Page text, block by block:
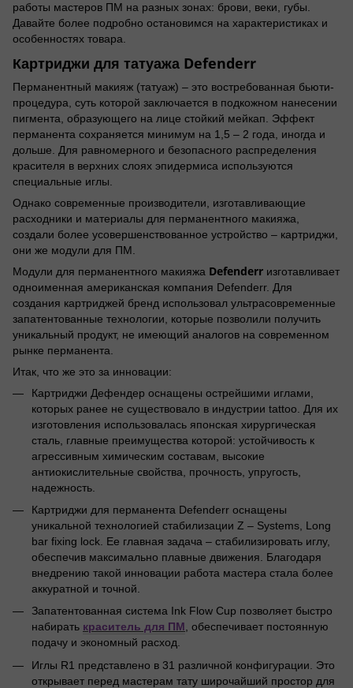
работы мастеров ПМ на разных зонах: брови, веки, губы.
Давайте более подробно остановимся на характеристиках и
особенностях товара.
Картриджи для татуажа Defenderr
Перманентный макияж (татуаж) – это востребованная бьюти-
процедура, суть которой заключается в подкожном нанесении
пигмента, образующего на лице стойкий мейкап. Эффект
перманента сохраняется минимум на 1,5 – 2 года, иногда и
дольше. Для равномерного и безопасного распределения
красителя в верхних слоях эпидермиса используются
специальные иглы.
Однако современные производители, изготавливающие
расходники и материалы для перманентного макияжа,
создали более усовершенствованное устройство – картриджи,
они же модули для ПМ.
Модули для перманентного макияжа Defenderr изготавливает
одноименная американская компания Defenderr. Для
создания картриджей бренд использовал ультрасовременные
запатентованные технологии, которые позволили получить
уникальный продукт, не имеющий аналогов на современном
рынке перманента.
Итак, что же это за инновации:
Картриджи Дефендер оснащены острейшими иглами,
которых ранее не существовало в индустрии tattoo. Для их
изготовления использовалась японская хирургическая
сталь, главные преимущества которой: устойчивость к
агрессивным химическим составам, высокие
антиокислительные свойства, прочность, упругость,
надежность.
Картриджи для перманента Defenderr оснащены
уникальной технологией стабилизации Z – Systems, Long
bar fixing lock. Ее главная задача – стабилизировать иглу,
обеспечив максимально плавные движения. Благодаря
внедрению такой инновации работа мастера стала более
аккуратной и точной.
Запатентованная система Ink Flow Cup позволяет быстро
набирать краситель для ПМ, обеспечивает постоянную
подачу и экономный расход.
Иглы R1 представлено в 31 различной конфигурации. Это
открывает перед мастерам тату широчайший простор для